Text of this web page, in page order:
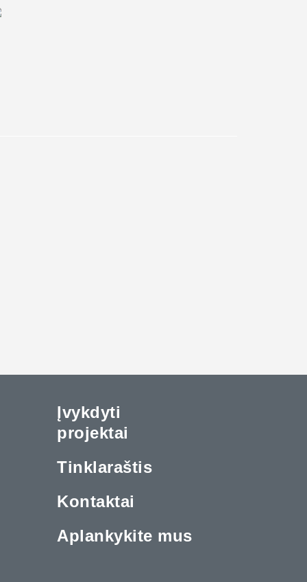
Įvykdyti
projektai
Tinklaraštis
Kontaktai
Aplankykite mus